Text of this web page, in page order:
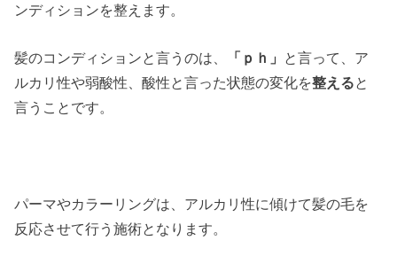
ンディションを整えます。
髪のコンディションと言うのは、 「ｐｈ」 と言って、ア
ルカリ性や弱酸性、酸性と言った状態の変化を整えると
言うことです。
パーマやカラーリングは、アルカリ性に傾けて髪の毛を
反応させて行う施術となります。